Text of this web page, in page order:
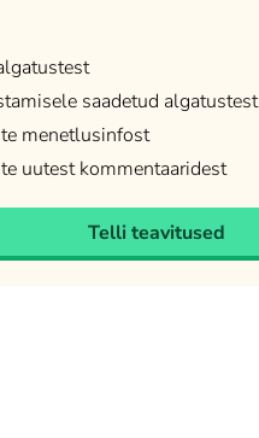
saadetud algatustest
menetlusinfost
uutest kommentaaridest
Telli teavitused